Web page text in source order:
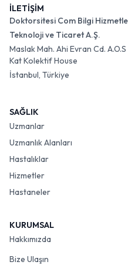
İLETİŞİM
Doktorsitesi Com Bilgi
Teknoloji ve Ticaret A.Ş.
Maslak Mah. Ahi Evran Cd.
Kat Kolektif House
İstanbul, Türkiye
SAĞLIK
Uzmanlar
Uzmanlık Alanları
Hastalıklar
Hizmetler
Hastaneler
KURUMSAL
Hakkımızda
Bize Ulaşın